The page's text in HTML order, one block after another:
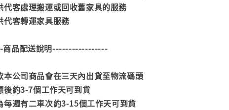
代客處理搬運或回收舊家具的服務
代客轉運家具服務
品配送說明-----------------
本公司商品會在三天內出貨至物流碼頭
後約3-7個工作天可到貨
每週有二車次約3-15個工作天可到貨